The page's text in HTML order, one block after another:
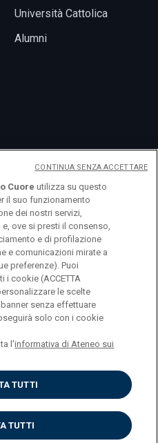
Università Cattolica
Alumni
Cuore Largo A.
02133120150
Cuore utilizza su questo
il suo funzionamento
dei nostri servizi,
ove si presti il consenso,
e di profilazione
e comunicazioni mirate a
preferenze). Puoi
i cookie (ACCETTA
le scelte
senza effettuare
solo con i cookie
l'informativa di Ateneo sui
TUTTI
TUTTI
CONTINUA SENZA ACCETTARE